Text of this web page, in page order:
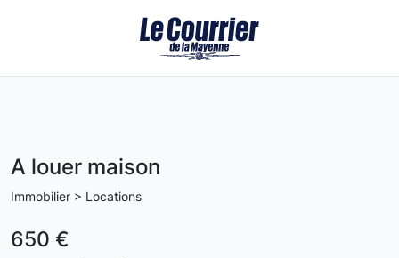
A louer maison
Immobilier > Locations
650 €